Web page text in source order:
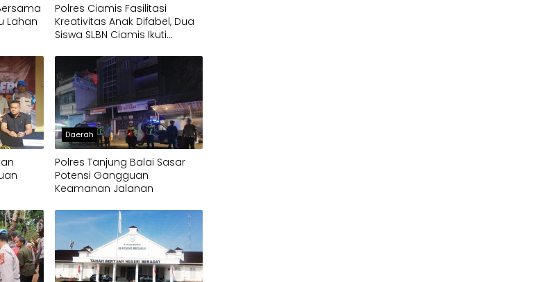
Lahan
Polres Ciamis Fasilitasi
Kreativitas Anak Difabel, Dua
Siswa SLBN Ciamis Ikuti
Mabes Polri
Daerah
Polres Tanjung Balai Sasar
Potensi Gangguan
Keamanan Jalanan